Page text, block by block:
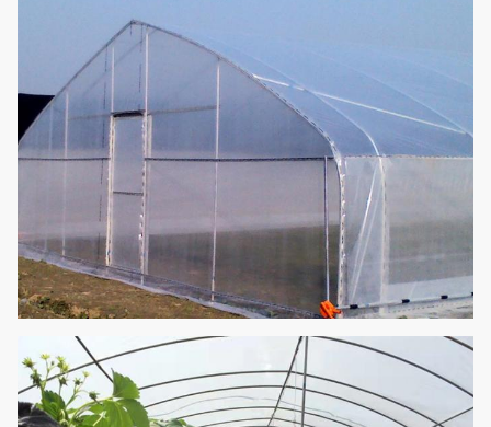
150 أو 200 غشاء بلاستيكي
تهوية طبيعية
فتحات تهوية يدوية أو يدوية
على الجانبين
أنظمة اختيارية
نظام تبريد المروحة والمروحة
؛ نظام التدفئة ؛ نظام التظليل
؛ نظام الري بالتنقيط ؛ نظام
الضباب ؛ نظام الإضاءة ؛ نظام
الزراعة المائية ؛ نظام تسلق
النباتات ؛ حصيرة الأعشاب ؛
وعاء النبات ؛ علبة البذور إلخ.